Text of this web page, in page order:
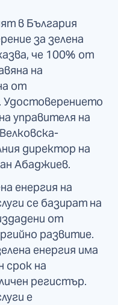
в България
за зелена
че 100% от
на
от
Удостоверението
управителя на
директор на
Абаджиев.
енергия на
се базират на
от
развитие.
енергия има
срок на
регистър.
е